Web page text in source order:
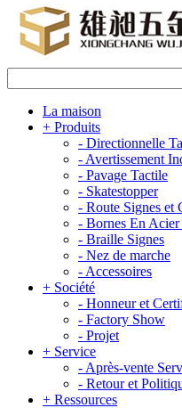
La maison
+ Produits
- Directionnelle
- Avertissement
- Pavage Tactile
- Skatestopper
- Route Signes et
- Bornes En
- Braille Signes
- Nez de marche
- Accessoires
+ Société
- Honneur et
- Factory Show
- Projet
+ Service
- Après-vente
- Retour et
+ Ressources